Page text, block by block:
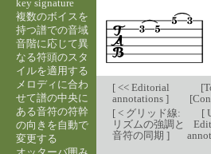
[<< Editorial
annotations ]
[
[
[< グリッド線:
リズムの強調と
音符の同期 ]
[
key signature
複数のボイスを
持つ譜での音域
音階に応じて異
なる符頭のスタ
イルを適用する
メロディに合わ
せて譜の中央に
ある音符の符幹
の向きを自動で
変更する